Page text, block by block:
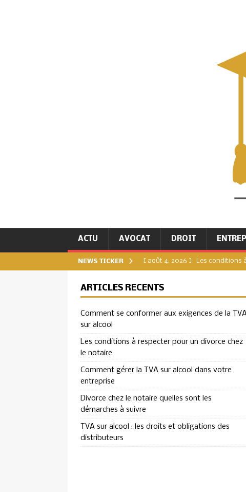
ACTU AVOCAT DROIT
NEWS TICKER [ août 4, 2026 ] Les conditions
[ juillet 27, 2026 ] Divorce chez
DIVORCE
TVA sur
[ août 8, 2026 ] Comment se
ARTICLES RÉCENTS
Comment se conformer aux exigences de la
sur alcool
Les conditions à respecter pour un divorce chez
le notaire
Comment gérer la TVA sur alcool dans votre
entreprise
Divorce chez le notaire quelles sont les
démarches à suivre
TVA sur alcool : les droits et obligations des
distributeurs